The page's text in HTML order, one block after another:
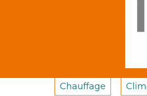
Chauffage